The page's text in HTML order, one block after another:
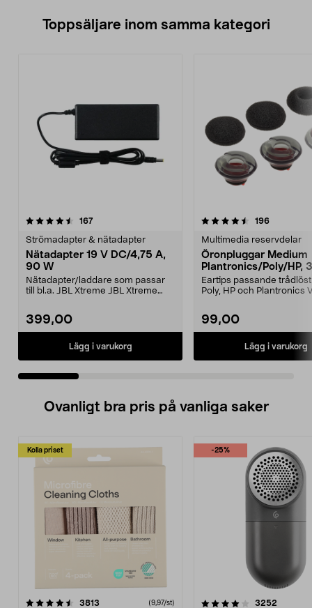
Toppsäljare inom samma kategori
167recensioner
Strömadapter & nätadapter
Nätadapter 19 V DC/4,75 A,
90 W
Nätadapter/laddare som passar
till bl.a. JBL Xtreme JBL Xtreme
399,00
Lägg i varukorg
4.5 av 5 stjärnor 196
Multimedia reservdelar
Öronpluggar Medium
Plantronics/Poly/HP,
Eartips passande
Poly, HP och Plantronics
99,00
Lägg i varukorg
4.5 av 5 stjärnor
Ovanligt bra pris på vanliga saker
Kolla priset
3813 (9,97/st)
-25%
4.0av 5 stjärnor 3252
4.5av 5 stjärnor